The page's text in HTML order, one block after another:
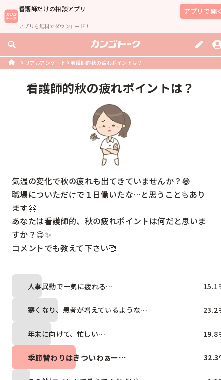
看護師だけの相談アプリ
アプリを無料でダウンロード！
アプリで開
リアルアンケート 看護師的秋の疲れポイントは？
看護師的秋の疲れポイントは？
気温の変化で秋の疲れも出てきていませんか？😂
職場についただけで１日働いたな…と思うこともあり
ます🤗
あなたは看護師的、秋の疲れポイントは何だと思いま
すか？😋✨
コメントでも教えて下さい🥰
人事異動で一気に疲れる… 15.1
寒くなり、患者が増えているような… 23.2
年末に向けて、忙しい… 19.8
季節替わりはきついわぁー… 32.3